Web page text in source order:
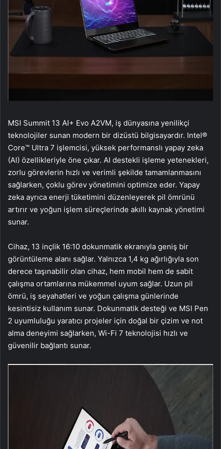
MSI Summit 13 AI+ Evo A2VM, iş dünyasına yenilikçi
teknolojiler sunan modern bir dizüstü bilgisayardır. Intel®
Core™ Ultra 7 işlemcisi, yüksek performanslı yapay zeka
(AI) özellikleriyle öne çıkar. AI destekli işleme yetenekleri,
zorlu görevlerin hızlı ve verimli şekilde tamamlanmasını
sağlarken, çoklu görev yönetimini optimize eder. Yapay
zeka ayrıca enerji tüketimini düzenleyerek pil ömrünü
artırır ve yoğun işlem süreçlerinde akıllı kaynak yönetimi
sunar.
Cihaz, 13 inçlik 16:10 dokunmatik ekranıyla geniş bir
görüntüleme alanı sağlar. Yalnızca 1,4 kg ağırlığıyla son
derece taşınabilir olan cihaz, hem mobil hem de sabit
çalışma ortamlarına mükemmel uyum sağlar. Uzun pil
ömrü, iş seyahatleri ve yoğun çalışma günlerinde
kesintisiz kullanım sunar. Dokunmatik desteği ve MSI Pen
2 uyumluluğu yaratıcı projeler için doğal bir çizim ve not
alma deneyimi sağlarken, Wi-Fi 7 teknolojisi hızlı ve
güvenilir bağlantı sunar.